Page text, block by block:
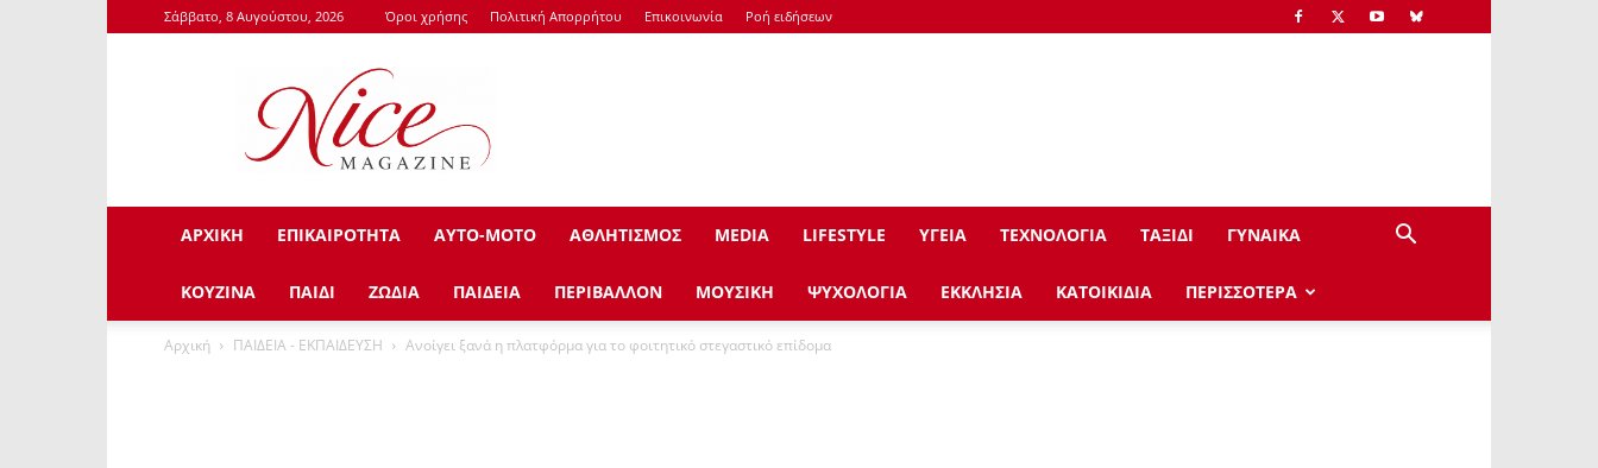
Σάββατο, 8 Αυγούστου, 2026 Όροι χρήσης Πολιτική Απορρήτου Επικοινωνία Ροή ειδήσεων
NiceMagazine.Gr
ΑΡΧΙΚΗ ΕΠΙΚΑΙΡΟΤΗΤΑ ΑΥΤΟ-ΜΟΤΟ ΑΘΛΗΤΙΣΜΟΣ ΜEDIA LIFESTYLE ΥΓΕΙΑ ΤΕΧΝΟΛΟΓΙΑ ΤΑΞΙΔΙ ΓΥΝΑΙΚΑ
ΚΟΥΖΙΝΑ ΠΑΙΔΙ ΖΩΔΙΑ ΠΑΙΔΕΙΑ ΠΕΡΙΒΑΛΛΟΝ ΜΟΥΣΙΚΗ ΨΥΧΟΛΟΓΙΑ ΕΚΚΛΗΣΙΑ ΚΑΤΟΙΚΙΔΙΑ ΠΕΡΙΣΣΟΤΕΡΑ
Αρχική ΠΑΙΔΕΙΑ - ΕΚΠΑΙΔΕΥΣΗ Ανοίγει ξανά η πλατφόρμα για το φοιτητικό στεγαστικό επίδομα